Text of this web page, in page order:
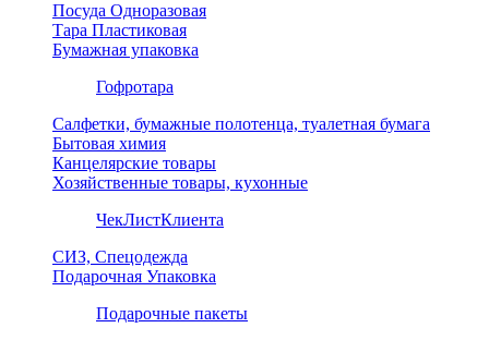
Посуда Одноразовая
Тара Пластиковая
Бумажная упаковка
Гофротара
Салфетки, бумажные полотенца, туалетная бумага
Бытовая химия
Канцелярские товары
Хозяйственные товары, кухонные
ЧекЛистКлиента
СИЗ, Спецодежда
Подарочная Упаковка
Подарочные пакеты